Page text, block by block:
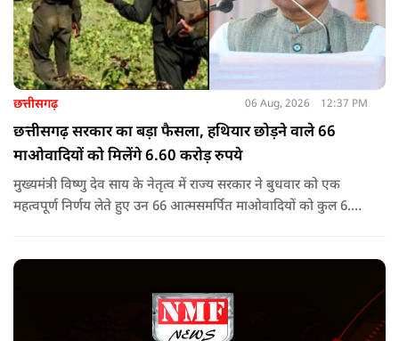
छत्तीसगढ़ 06 Aug, 2026 12:37 PM
छत्तीसगढ़ सरकार का बड़ा फैसला, हथियार छोड़ने वाले 66
माओवादियों को मिलेंगे 6.60 करोड़ रुपये
मुख्यमंत्री विष्णु देव साय के नेतृत्व में राज्य सरकार ने बुधवार को एक
महत्वपूर्ण निर्णय लेते हुए उन 66 आत्मसमर्पित माओवादियों को कुल 6.60